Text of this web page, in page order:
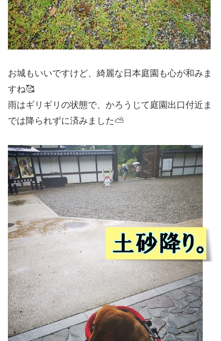
お城もいいですけど、綺麗な日本庭園も心が和みま
すね🥰
雨はギリギリの状態で、かろうじて庭園出口付近ま
では降られずに済みました⛅